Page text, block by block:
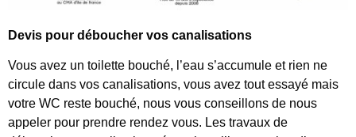
Devis pour déboucher vos canalisations
Vous avez un toilette bouché, l’eau s’accumule et rien ne
circule dans vos canalisations, vous avez tout essayé mais
votre WC reste bouché, nous vous conseillons de nous
appeler pour prendre rendez vous. Les travaux de